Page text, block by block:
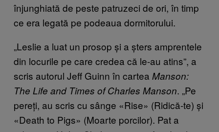
înjunghiată de peste patruzeci de ori, în timp
ce era legată pe podeaua dormitorului.
„Leslie a luat un prosop și a șters amprentele
din locurile pe care credea că le-au atins”, a
scris autorul Jeff Guinn în cartea Manson:
The Life and Times of Charles Manson. „Pe
pereți, au scris cu sânge «Rise» (Ridică-te) și
«Death to Pigs» (Moarte porcilor). Pat a